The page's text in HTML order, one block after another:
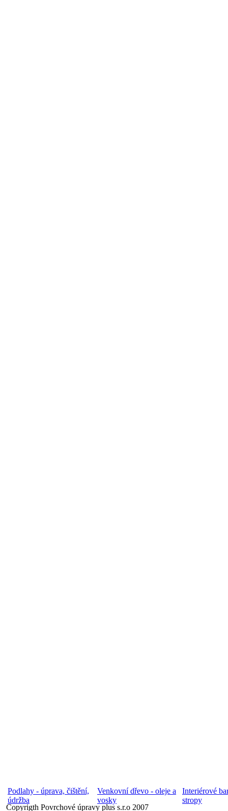
Podlahy - úprava, čištění,
údržba
Venkovní dřevo - oleje a
vosky
Interiérové
stropy
Copyrigth Povrchové úpravy plus s.r.o 2007